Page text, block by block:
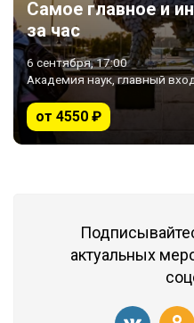
Самое главное и
за час
6 сентября, 17:00
Академия наук, главный
от 4550 ₽
актуальных